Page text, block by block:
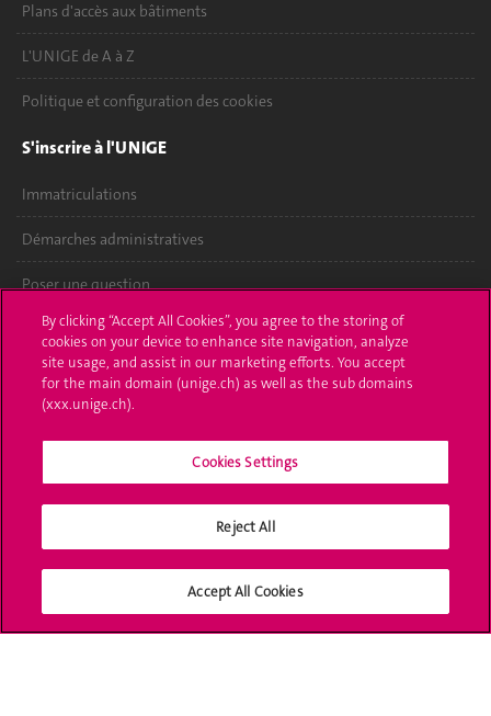
Plans d'accès aux bâtiments
L'UNIGE de A à Z
Politique et configuration des cookies
S'inscrire à l'UNIGE
Immatriculations
Démarches administratives
Poser une question
L'UNIGE vous informe
UNIGE Mobile
Bibliothèque
Médias sociaux UNIGE
By clicking “Accept All Cookies”, you agree to the storing of
cookies on your device to enhance site navigation, analyze
site usage, and assist in our marketing efforts. You accept
for the main domain (unige.ch) as well as the sub domains
(xxx.unige.ch).
Cookies Settings
Reject All
Accept All Cookies